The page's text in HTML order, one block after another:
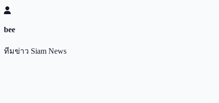
bee
ทีมข่าว Siam News